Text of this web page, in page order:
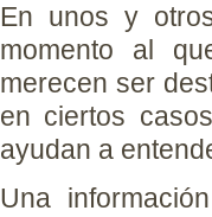
En unos y
momento al
merecen ser
en ciertos
ayudan a
Una